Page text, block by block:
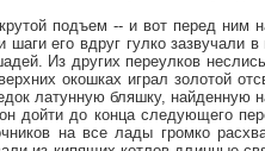
подъем -- и вот перед ним
шаги его вдруг гулко зазвучали
Из других переулков
окошках играл золотой
латунную бляшку, найденную
до конца следующего
на все лады громко